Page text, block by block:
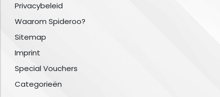
Privacybeleid
Waarom Spideroo?
Sitemap
Imprint
Special Vouchers
Categorieën